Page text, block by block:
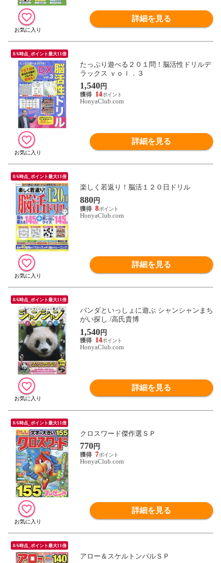
詳細を見る
8/6時点_ポイント最大11倍
たっぷり遊べる２０１問！脳活性ドリルデ
ラックス ｖｏｌ．３
1,540円
14
HonyaClub.com
詳細を見る
8/6時点_ポイント最大11倍
楽しく若返り！脳活１２０日ドリル
880円
8
HonyaClub.com
詳細を見る
8/6時点_ポイント最大11倍
パンダといっしょに遊ぶ シャンシャンまち
がい探し /高氏貴博
1,540円
14
HonyaClub.com
詳細を見る
8/6時点_ポイント最大11倍
クロスワード傑作選ＳＰ
770円
7
HonyaClub.com
詳細を見る
8/6時点_ポイント最大11倍
アロー＆スケルトンパルＳＰ